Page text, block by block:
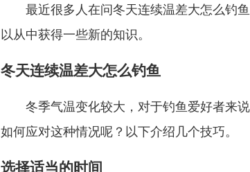
最近很多人在问冬天连续温差大怎么钓
以从中获得一些新的知识。
冬天连续温差大怎么钓鱼
冬季气温变化较大，对于钓鱼爱好者来
如何应对这种情况呢？以下介绍几个技巧。
选择适当的时间